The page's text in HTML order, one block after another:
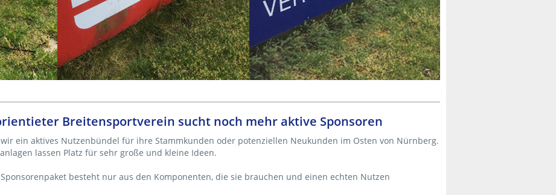
Breitensportverein sucht noch mehr aktive Sponsoren
ein aktives Nutzenbündel für ihre Stammkunden oder potenziellen Neukunden im Osten von Nürnberg.
lassen Platz für sehr große und kleine Ideen.
besteht nur aus den Komponenten, die sie brauchen und einen echten Nutzen